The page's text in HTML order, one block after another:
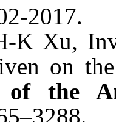
2017.
K Xu,
on
of the